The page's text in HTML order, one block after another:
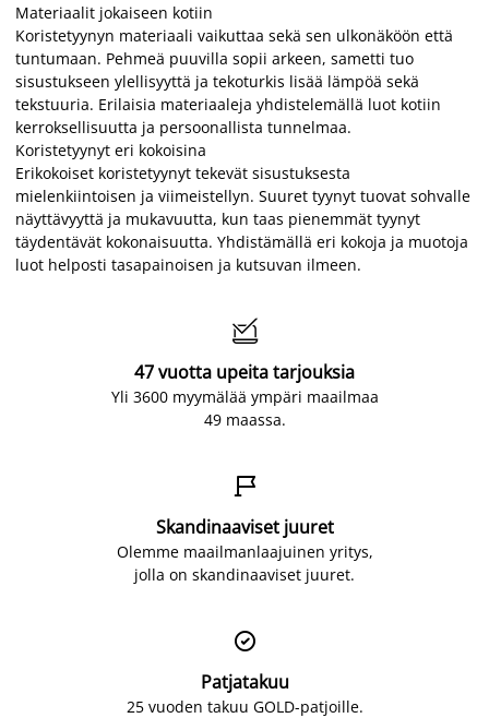
Materiaalit jokaiseen kotiin
Koristetyynyn materiaali vaikuttaa sekä sen ulkonäköön että
tuntumaan. Pehmeä puuvilla sopii arkeen, sametti tuo
sisustukseen ylellisyyttä ja tekoturkis lisää lämpöä sekä
tekstuuria. Erilaisia materiaaleja yhdistelemällä luot kotiin
kerroksellisuutta ja persoonallista tunnelmaa.
Koristetyynyt eri kokoisina
Erikokoiset koristetyynyt tekevät sisustuksesta
mielenkiintoisen ja viimeistellyn. Suuret tyynyt tuovat sohvalle
näyttävyyttä ja mukavuutta, kun taas pienemmät tyynyt
täydentävät kokonaisuutta. Yhdistämällä eri kokoja ja muotoja
luot helposti tasapainoisen ja kutsuvan ilmeen.

47 vuotta upeita tarjouksia
Yli 3600 myymälää ympäri maailmaa
49 maassa.

Skandinaaviset juuret
Olemme maailmanlaajuinen yritys,
jolla on skandinaaviset juuret.

Patjatakuu
25 vuoden takuu GOLD-patjoille.